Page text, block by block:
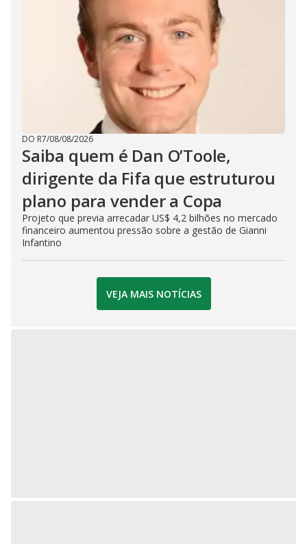
DO R7/08/08/2026
Saiba quem é Dan O’Toole,
dirigente da Fifa que estruturou
plano para vender a Copa
Projeto que previa arrecadar US$ 4,2 bilhões no mercado
financeiro aumentou pressão sobre a gestão de Gianni
Infantino
VEJA MAIS NOTÍCIAS